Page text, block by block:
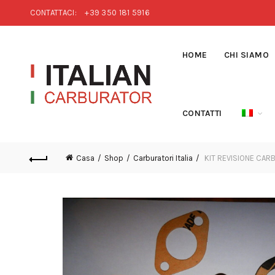
CONTATTACI: +39 350 181 5916
HOME CHI SIAMO
CONTATTI
Casa Shop Carburatori Italia KIT REVISIONE